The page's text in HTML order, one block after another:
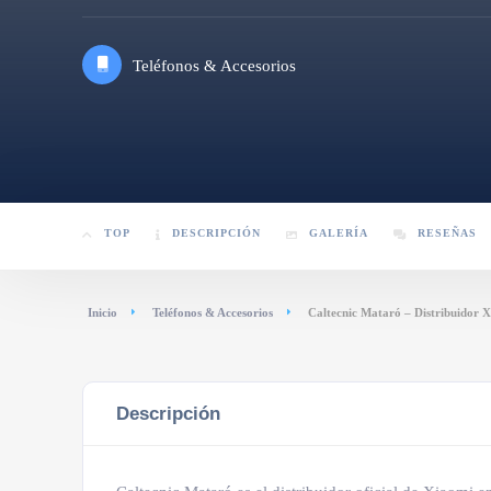
Teléfonos & Accesorios
TOP DESCRIPCIÓN GALERÍA RESEÑAS
Inicio Teléfonos & Accesorios Caltecnic Mataró – Distribuidor
Descripción